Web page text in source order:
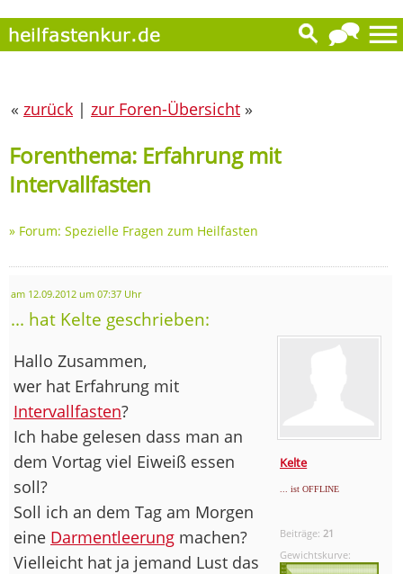
« zurück | zur Foren-Übersicht »
Forenthema: Erfahrung mit
Intervallfasten
» Forum: Spezielle Fragen zum Heilfasten
am 12.09.2012 um 07:37 Uhr
... hat Kelte geschrieben:
Kelte
... ist OFFLINE
Beiträge: 21
Gewichtskurve:
Hallo Zusammen,
wer hat Erfahrung mit
Intervallfasten?
Ich habe gelesen dass man an
dem Vortag viel Eiweiß essen
soll?
Soll ich an dem Tag am Morgen
eine Darmentleerung machen?
Vielleicht hat ja jemand Lust das